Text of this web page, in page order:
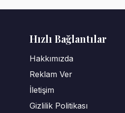
Hızlı Bağlantılar
Hakkımızda
Reklam Ver
İletişim
Gizlilik Politikası